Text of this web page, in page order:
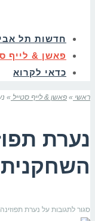
חדשות תל
פאשן & לייף
כדאי לקרוא
ראשי » פאשן & לייף סטייל »
נערת
השחקנית
סגור לתגובות על נערת